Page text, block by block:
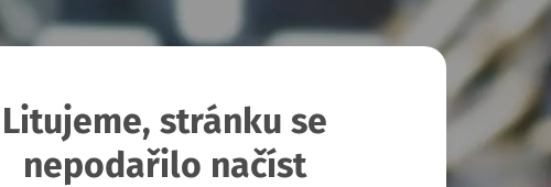
Litujeme, stránku se
nepodařilo načíst